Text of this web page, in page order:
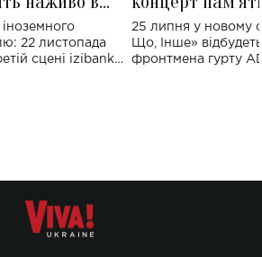
концерт
22 листопада
сцені izibank
Клименка:
виконають
25 липня у новому
Що, Інше»
фронтмена гурту